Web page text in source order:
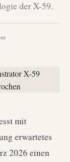
der X-59.
mit
erwartetes
2026 einen